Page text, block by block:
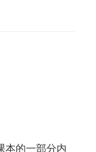
本的一部分内